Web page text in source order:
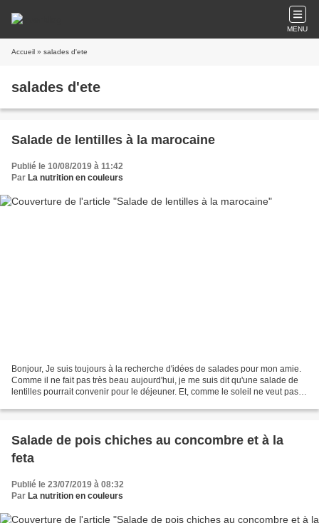
MENU
Accueil » salades d'ete
salades d'ete
Salade de lentilles à la marocaine
Publié le 10/08/2019 à 11:42
Par La nutrition en couleurs
Bonjour, Je suis toujours à la recherche d'idées de salades pour mon amie.
Comme il ne fait pas très beau aujourd'hui, je me suis dit qu'une salade de
lentilles pourrait convenir pour le déjeuner. Et, comme le soleil ne veut pas
Salade de pois chiches au concombre et à la
feta
Publié le 23/07/2019 à 08:32
Par La nutrition en couleurs